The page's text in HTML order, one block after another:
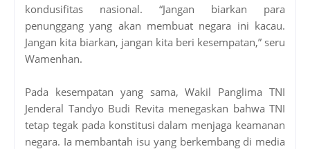
kondusifitas nasional. “Jangan biarkan para
penunggang yang akan membuat negara ini kacau.
Jangan kita biarkan, jangan kita beri kesempatan,” seru
Wamenhan.
Pada kesempatan yang sama, Wakil Panglima TNI
Jenderal Tandyo Budi Revita menegaskan bahwa TNI
tetap tegak pada konstitusi dalam menjaga keamanan
negara. Ia membantah isu yang berkembang di media